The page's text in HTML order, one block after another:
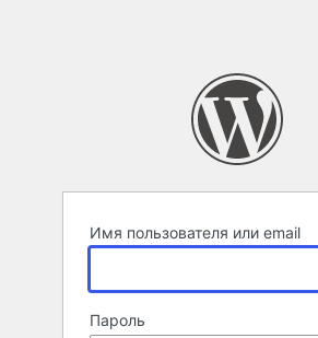
Имя пользователя или email
Пароль